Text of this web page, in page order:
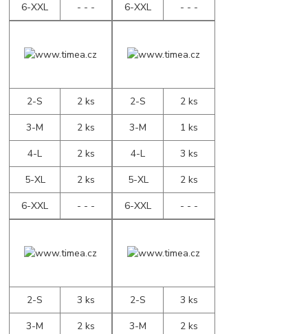
6-XXL
- - -
6-XXL
- - -
2-S
2 ks
3-M
2 ks
4-L
2 ks
5-XL
2 ks
6-XXL
- - -
2-S
2 ks
3-M
1 ks
4-L
3 ks
5-XL
2 ks
6-XXL
- - -
2-S
3 ks
3-M
2 ks
2-S
3 ks
3-M
2 ks